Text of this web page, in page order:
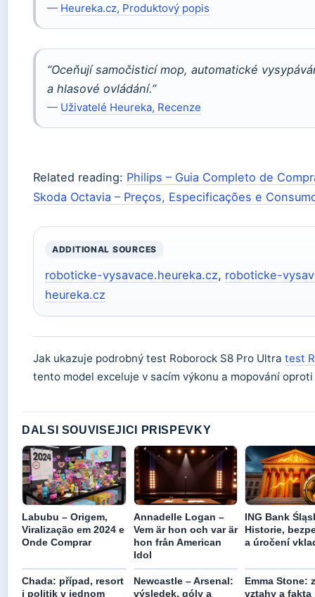
— Heureka.cz, Produktový popis
“Oceňují samočisticí mop, automatické
a hlasové ovládání.”
— Uživatelé Heureka, Recenze
Related reading: Philips – Guia Completo de
Skoda Octavia – Preços, Especificações e
ADDITIONAL SOURCES
roboticke-vysavace.heureka.cz, roboticke-
heureka.cz
Jak ukazuje podrobný test Roborock S8 Pro Ultra test
tento model exceluje v sacím výkonu a mopování oproti
DALSI SOUVISEJICI PRISPEVKY
Labubu – Origem,
Viralização em 2024 e
Onde Comprar
Annadelle Logan –
Vem är hon och var är
hon från American
Idol
ING Bank
Historie,
a úročení
Chada: případ, resort
i politik v jednom
Newcastle – Arsenal:
výsledek, góly a
Emma Stone:
vztahy a fakta